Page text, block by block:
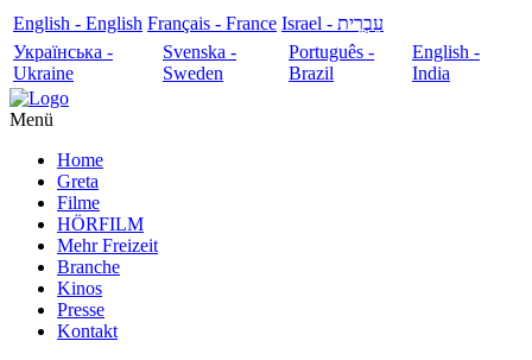
English - English Français - France
עִבְרִית - Israel
Українська -
Ukraine
Svenska -
Sweden
Português -
Brazil
English -
India
Menü
Home
Greta
Filme
HÖRFILM
Mehr Freizeit
Branche
Kinos
Presse
Kontakt